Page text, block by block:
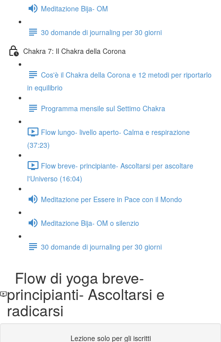
Meditazione Bija- OM
30 domande di journaling per 30 giorni
Chakra 7: Il Chakra della Corona
Cos'è il Chakra della Corona e 12 metodi per riportarlo
in equilibrio
Programma mensile sul Settimo Chakra
Flow lungo- livello aperto- Calma e respirazione
(37:23)
Flow breve- principiante- Ascoltarsi per ascoltare
l'Universo (16:04)
Meditazione per Essere in Pace con il Mondo
Meditazione Bija- OM o silenzio
30 domande di journaling per 30 giorni
Flow di yoga breve-
principianti- Ascoltarsi e
radicarsi
Lezione solo per gli iscritti